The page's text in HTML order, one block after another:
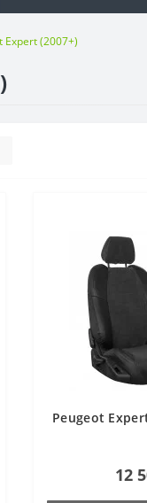
Expert (2007+)
Peugeot
12